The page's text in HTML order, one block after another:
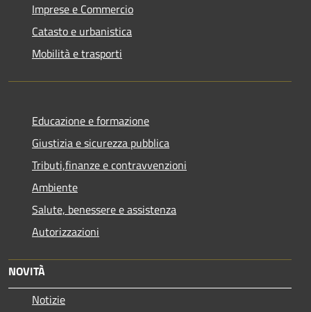
Imprese e Commercio
Catasto e urbanistica
Mobilità e trasporti
Educazione e formazione
Giustizia e sicurezza pubblica
Tributi,finanze e contravvenzioni
Ambiente
Salute, benessere e assistenza
Autorizzazioni
NOVITÀ
Notizie